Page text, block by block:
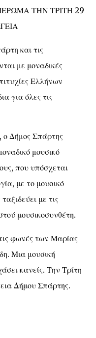
ΤΗΝ ΤΡΙΤΗ 29
και τις
με μοναδικές
Ελλήνων
για όλες τις
ο Δήμος Σπάρτης
μουσικό
που υπόσχεται
με το μουσικό
με τις
μουσικοσυνθέτη.
φωνές των Μαρίας
Μια μουσική
κανείς. Την Τρίτη
Δήμου Σπάρτης.